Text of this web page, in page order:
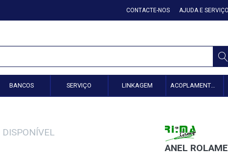
CONTACTE-NOS AJUDA E
BANCOS SERVIÇO LINKAGEM ACOPLAMENTO HIDRÁULICO
ANEL